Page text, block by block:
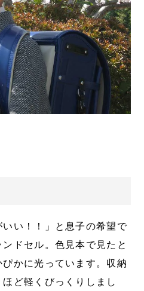
いい！！」と息子の希望で
ドセル。色見本で見たと
かに光っています。収納
ど軽くびっくりしまし